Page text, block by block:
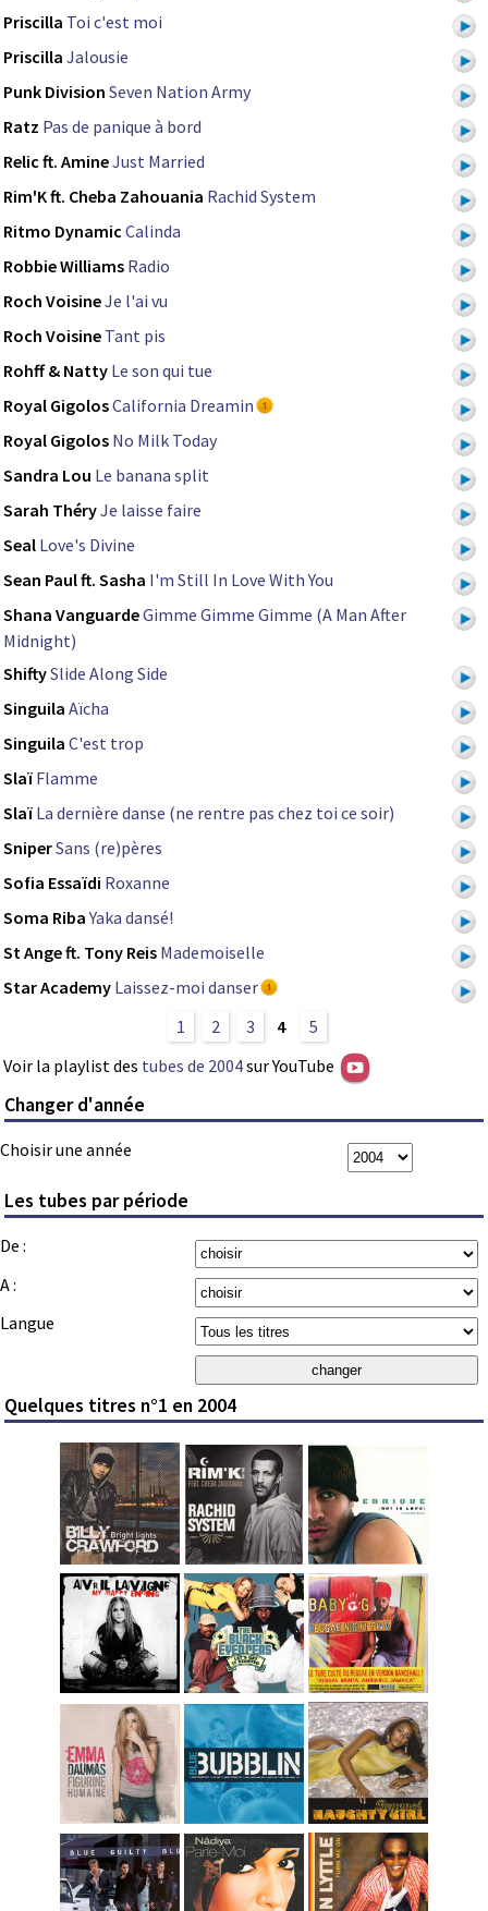
Priscilla Toi c'est moi
Priscilla Jalousie
Punk Division Seven Nation Army
Ratz Pas de panique à bord
Relic ft. AmineJust Married
Rim'K ft. Cheba Zahouania Rachid System
Ritmo Dynamic Calinda
Robbie Williams Radio
Roch VoisineJe l'ai vu
Roch Voisine Tant pis
Rohff & Natty Le son qui tue
Royal GigolosCalifornia Dreamin
Royal Gigolos No Milk Today
Sandra Lou Le banana split
Sarah ThéryJe laisse faire
Seal Love's Divine
Sean Paul ft. Sasha I'm Still In Love With You
Shana VanguardeGimme Gimme Gimme (A Man After
Midnight)
ShiftySlide Along Side
Singuila Aïcha
Singuila C'est trop
Slaï Flamme
Slaï La dernière danse (ne rentre pas chez toi ce soir)
SniperSans (re)pères
Sofia Essaïdi Roxanne
Soma Riba Yaka dansé!
St Ange ft. Tony Reis Mademoiselle
Star Academy Laissez-moi danser
1
2 3 4
5
Voir la playlist des tubes de 2004sur YouTube
Changer d'année
Choisir une année
Les tubes par période
De :
A :
Langue
Quelques titres n°1 en 2004